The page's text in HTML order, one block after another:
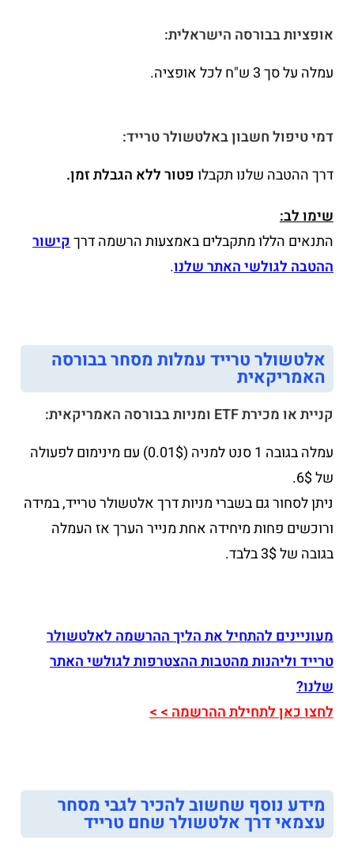
אופציות בבורסה הישראלית:
עמלה על סך 3 ש"ח לכל אופציה.
דמי טיפול חשבון באלטשולר טרייד:
דרך ההטבה שלנו תקבלופטור ללא הגבלת זמן.
שימו לב:
התנאים הללו מתקבלים באמצעות הרשמה דרךקישור
ההטבה לגולשי האתר שלנו.
אלטשולר טרייד עמלות מסחר בבורסה
האמריקאית
קניית או מכירת ETF ומניות בבורסה האמריקאית:
עמלה בגובה 1 סנט למניה (0.01$) עם מינימום לפעולה
של 6$.
ניתן לסחור גם בשברי מניות דרך אלטשולר טרייד, במידה
ורוכשים פחות מיחידה אחת מנייר הערך אז העמלה
בגובה של 3$ בלבד.
מעוניינים להתחיל את הליך ההרשמה לאלטשולר
טרייד וליהנות מהטבות ההצטרפות לגולשי האתר
שלנו?
לחצו כאן לתחילת ההרשמה > >
מידע נוסף שחשוב להכיר לגבי מסחר
עצמאי דרך אלטשולר שחם טרייד